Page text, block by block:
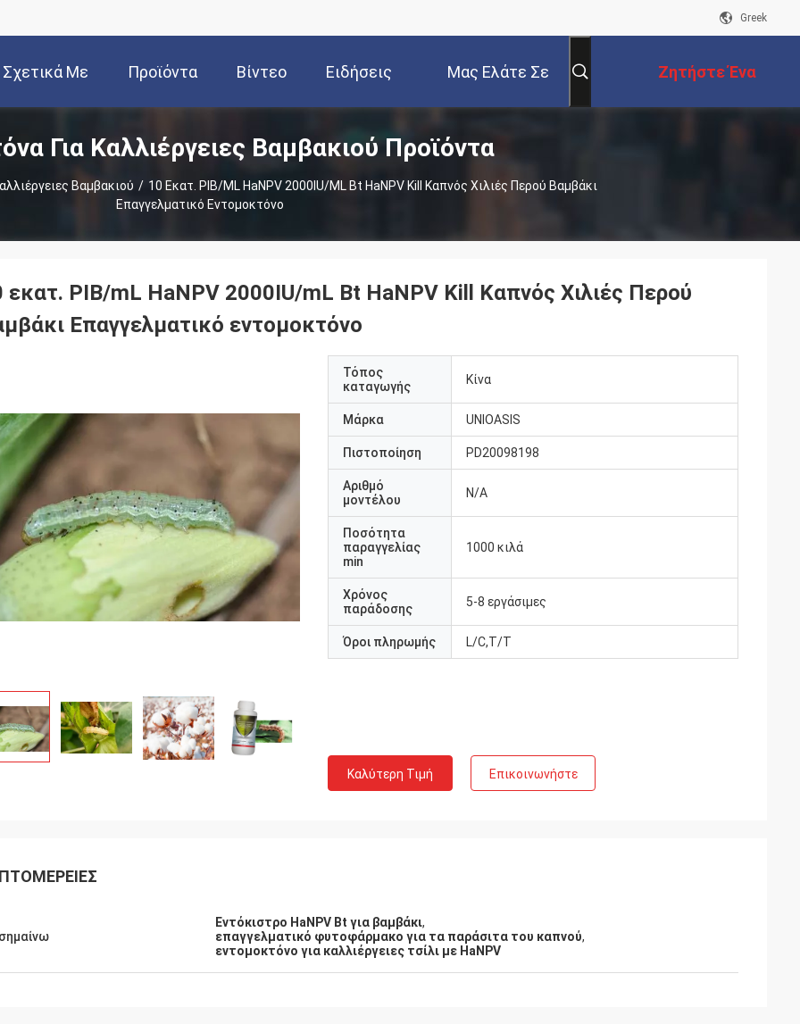
Greek
Σχετικά Με
Εμάς
Προϊόντα Βίντεο Ειδήσεις Μας Ελάτε Σε
Επαφή Με
Ζητήστε Ένα
Απόσπασμα
Για Καλλιέργειες Βαμβακιού Προϊόντα
Βαμβακιού / 10 Εκατ. PIB/mL HaNPV 2000IU/mL Bt HaNPV Kill Καπνός Χιλιές Περού Βαμβάκι
Επαγγελματικό Εντομοκτόνο
εκατ. PIB/mL HaNPV 2000IU/mL Bt HaNPV Kill Καπνός Χιλιές Περού
Επαγγελματικό εντομοκτόνο
Τόπος
καταγωγής
Κίνα
Μάρκα UNIOASIS
Πιστοποίηση PD20098198
Αριθμό
μοντέλου
N/A
Ποσότητα
παραγγελίας
min
1000 κιλά
Χρόνος
παράδοσης
5-8 εργάσιμες
Όροι πληρωμής L/C,T/T
Καλύτερη Τιμή Επικοινωνήστε
Εντόκιστρο HaNPV Bt για βαμβάκι,
επαγγελματικό φυτοφάρμακο για τα παράσιτα του καπνού,
εντομοκτόνο για καλλιέργειες τσίλι με HaNPV